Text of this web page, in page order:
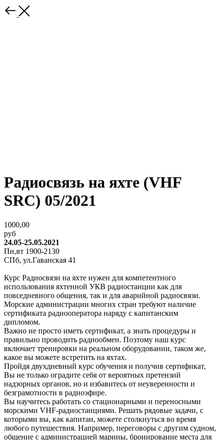
Радиосвязь на яхте (VHF
SRC) 05/2021
1000,00
руб
24.05-25.05.2021
Пн,вт 1900-2130
СПб, ул.Гаванская 41
Курс Радиосвязи на яхте нужен для компетентного
использования яхтенной УКВ радиостанции как для
повседневного общения, так и для аварийной радиосвязи.
Морские администрации многих стран требуют наличие
сертификата радиооператора наряду с капитанским
дипломом.
Важно не просто иметь сертификат, а знать процедуры и
правильно проводить радиообмен. Поэтому наш курс
включает тренировки на реальном оборудовании, таком же,
какое вы можете встретить на яхтах.
Пройдя двухдневный курс обучения и получив сертификат,
Вы не только оградите себя от вероятных претензий
надзорных органов, но и избавитесь от неуверенности и
безграмотности в радиоэфире.
Вы научитесь работать со стационарными и переносными
морскими VHF-радиостанциями. Решать рядовые задачи, с
которыми вы, как капитан, можете столкнуться во время
любого путешествия. Например, переговоры с другим судном,
общение с администрацией марины, бронирование места для